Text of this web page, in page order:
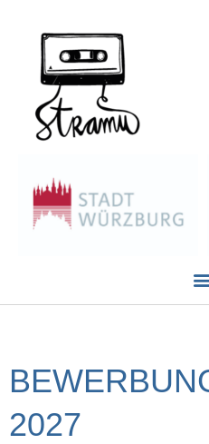
2027